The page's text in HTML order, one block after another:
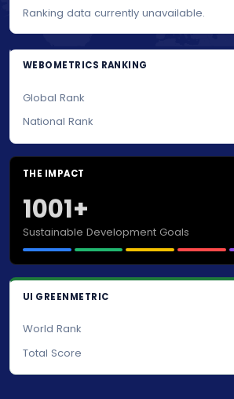
Ranking data currently unavailable.
WEBOMETRICS RANKING
Global Rank
National Rank
THE IMPACT
1001+
Sustainable Development Goals
UI GREENMETRIC
World Rank
Total Score